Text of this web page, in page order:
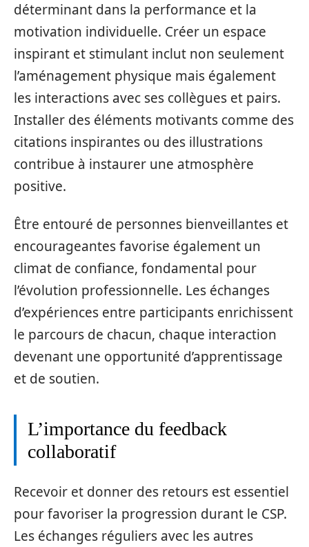
déterminant dans la performance et la
motivation individuelle. Créer un espace
inspirant et stimulant inclut non seulement
l’aménagement physique mais également
les interactions avec ses collègues et pairs.
Installer des éléments motivants comme des
citations inspirantes ou des illustrations
contribue à instaurer une atmosphère
positive.
Être entouré de personnes bienveillantes et
encourageantes favorise également un
climat de confiance, fondamental pour
l’évolution professionnelle. Les échanges
d’expériences entre participants enrichissent
le parcours de chacun, chaque interaction
devenant une opportunité d’apprentissage
et de soutien.
L’importance du feedback
collaboratif
Recevoir et donner des retours est essentiel
pour favoriser la progression durant le CSP.
Les échanges réguliers avec les autres